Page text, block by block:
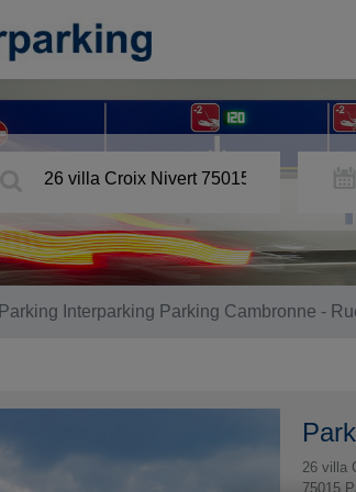
Parking Interparking Parking Cambronne -
26 villa
75015